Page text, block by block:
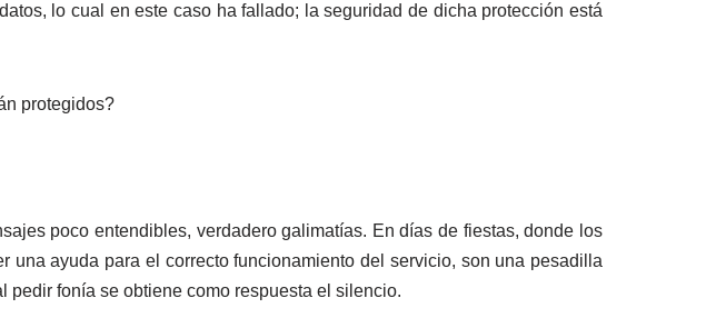
lo cual en este caso ha fallado; la seguridad de dicha protección está
protegidos?
poco entendibles, verdadero galimatías. En días de fiestas, donde los
ayuda para el correcto funcionamiento del servicio, son una pesadilla
pedir fonía se obtiene como respuesta el silencio.